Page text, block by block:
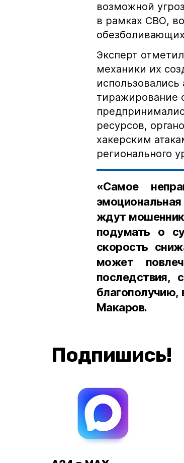
возможной
в рамках СВО,
Эксперт
механики их
использовались
тиражирование
ресурсов,
хакерским
регионального
«Самое
ждут
подумать о
скорость
может
последствия,
благополучию,
Макаров.
Подпишись!